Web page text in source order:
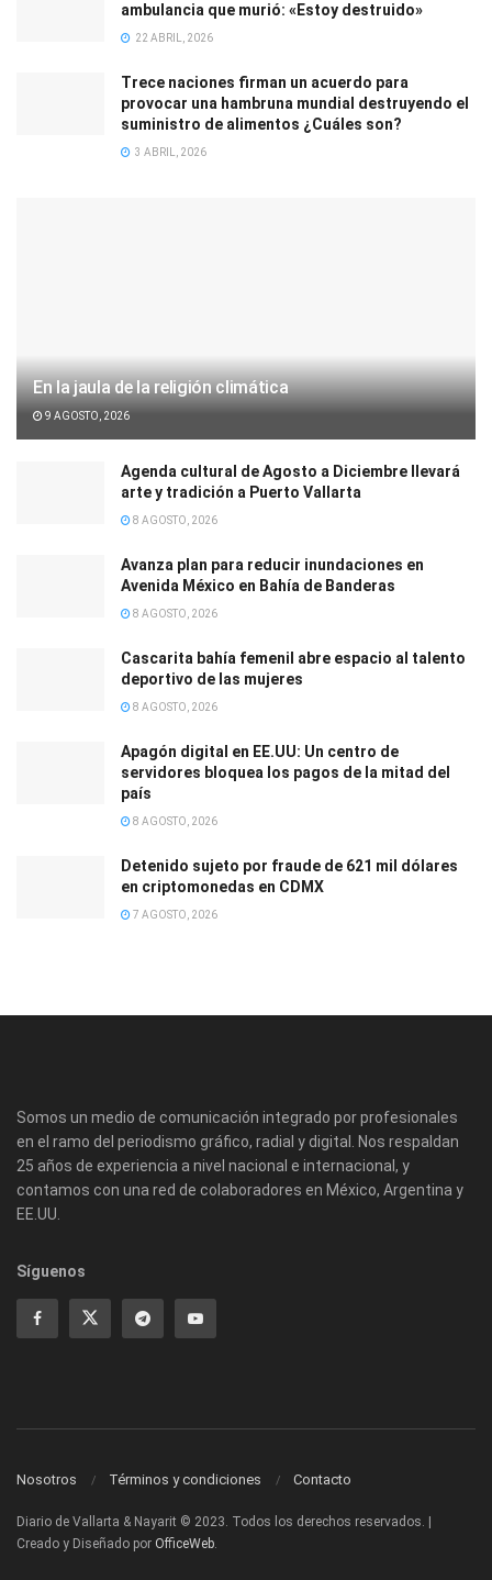
ambulancia que murió: «Estoy destruido»
22 ABRIL, 2026
Trece naciones firman un acuerdo para
provocar una hambruna mundial destruyendo el
suministro de alimentos ¿Cuáles son?
3 ABRIL, 2026
En la jaula de la religión climática
9 AGOSTO, 2026
Agenda cultural de Agosto a Diciembre llevará
arte y tradición a Puerto Vallarta
8 AGOSTO, 2026
Avanza plan para reducir inundaciones en
Avenida México en Bahía de Banderas
8 AGOSTO, 2026
Cascarita bahía femenil abre espacio al talento
deportivo de las mujeres
8 AGOSTO, 2026
Apagón digital en EE.UU: Un centro de
servidores bloquea los pagos de la mitad del
país
8 AGOSTO, 2026
Detenido sujeto por fraude de 621 mil dólares
en criptomonedas en CDMX
7 AGOSTO, 2026
Somos un medio de comunicación integrado por profesionales
en el ramo del periodismo gráfico, radial y digital. Nos respaldan
25 años de experiencia a nivel nacional e internacional, y
contamos con una red de colaboradores en México, Argentina y
EE.UU.
Síguenos
Nosotros Términos y condiciones Contacto
Diario de Vallarta & Nayarit © 2023. Todos los derechos reservados. |
Creado y Diseñado por OfficeWeb